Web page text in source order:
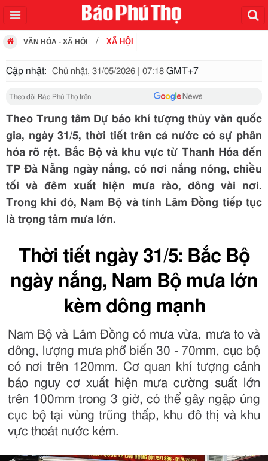
VĂN HÓA - XÃ HỘI XÃ HỘI
Cập nhật: Chủ nhật, 31/05/2026 | 07:18 GMT+7
Theo dõi Báo Phú Thọ trên
Theo Trung tâm Dự báo khí tượng thủy văn quốc
gia, ngày 31/5, thời tiết trên cả nước có sự phân
hóa rõ rệt. Bắc Bộ và khu vực từ Thanh Hóa đến
TP Đà Nẵng ngày nắng, có nơi nắng nóng, chiều
tối và đêm xuất hiện mưa rào, dông vài nơi.
Trong khi đó, Nam Bộ và tỉnh Lâm Đồng tiếp tục
là trọng tâm mưa lớn.
Thời tiết ngày 31/5: Bắc Bộ
ngày nắng, Nam Bộ mưa lớn
kèm dông mạnh
Nam Bộ và Lâm Đồng có mưa vừa, mưa to và
dông, lượng mưa phổ biến 30 - 70mm, cục bộ
có nơi trên 120mm. Cơ quan khí tượng cảnh
báo nguy cơ xuất hiện mưa cường suất lớn
trên 100mm trong 3 giờ, có thể gây ngập úng
cục bộ tại vùng trũng thấp, khu đô thị và khu
vực thoát nước kém.